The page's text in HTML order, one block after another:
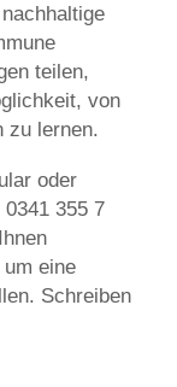
teilen,
von
zu lernen.
oder
355 7
eine
Schreiben